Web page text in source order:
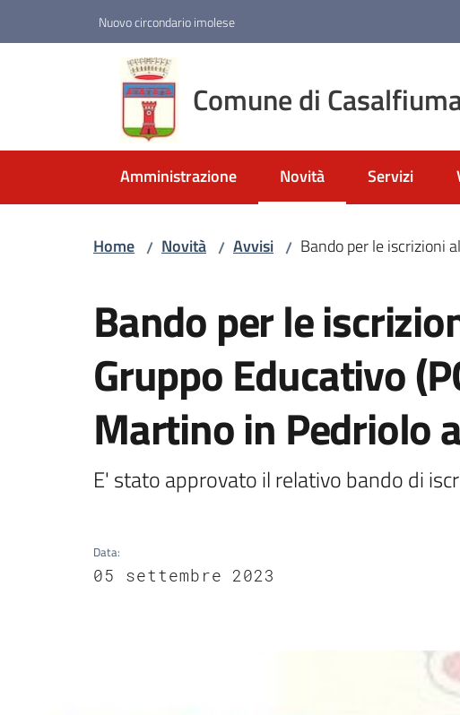
Nuovo circondario imolese
Comune di
Amministrazione Novità
Menu selezionato
Servizi
Home / Novità / Avvisi / Bando per le iscrizioni
Bando per le
Gruppo Educativo
Martino in Pedriolo
E' stato approvato il relativo bando di
Data:
05 settembre 2023